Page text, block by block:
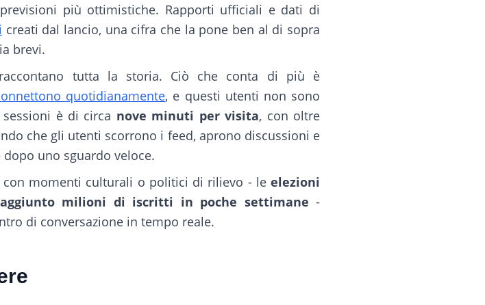
più ottimistiche. Rapporti ufficiali e dati di
creati dal lancio, una cifra che la pone ben al di sopra
brevi.
tutta la storia. Ciò che conta di più è
quotidianamente, e questi utenti non sono
è di circa nove minuti per visita, con oltre
che gli utenti scorrono i feed, aprono discussioni e
uno sguardo veloce.
momenti culturali o politici di rilievo - le elezioni
milioni di iscritti in poche settimane -
di conversazione in tempo reale.